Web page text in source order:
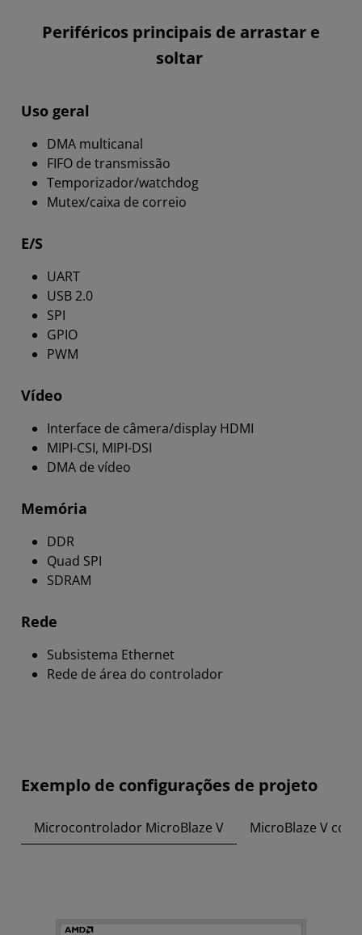
Periféricos principais de arrastar e
soltar
Uso geral
DMA multicanal
FIFO de transmissão
Temporizador/watchdog
Mutex/caixa de correio
E/S
UART
USB 2.0
SPI
GPIO
PWM
Vídeo
Interface de câmera/display HDMI
MIPI-CSI, MIPI-DSI
DMA de vídeo
Memória
DDR
Quad SPI
SDRAM
Rede
Subsistema Ethernet
Rede de área do controlador
Exemplo de configurações de projeto
Microcontrolador MicroBlaze V MicroBlaze V